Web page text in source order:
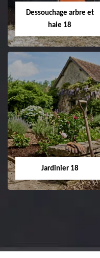
02.52.56.49.40
Dessouchage arbre et
haie 18
Dessouchage arbre
et haie 18
Entreprise dessouchage
arbre et haie 18 Cher
Jardinier 18